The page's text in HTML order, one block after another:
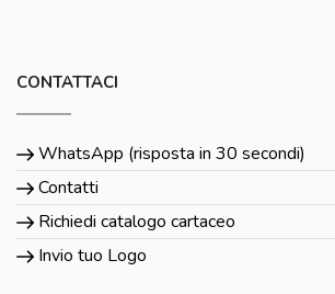
CONTATTACI
WhatsApp (risposta in 30 secondi)
Contatti
Richiedi catalogo cartaceo
Invio tuo Logo